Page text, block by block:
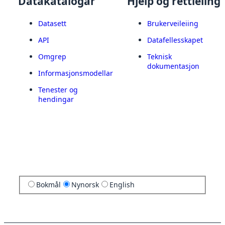
Datasett
API
Omgrep
Informasjonsmodellar
Tenester og
hendingar
Brukerveileiing
Datafellesskapet
Teknisk
dokumentasjon
Bokmål Nynorsk English